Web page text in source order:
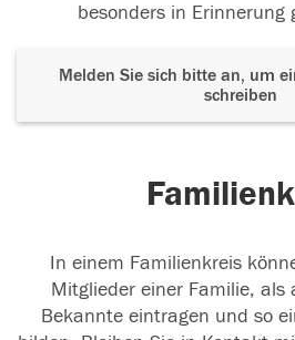
besonders in Erinnerung
Melden Sie sich bitte an, um
schreiben
In einem Familienkreis
Mitglieder einer Familie, als
Bekannte eintragen und so